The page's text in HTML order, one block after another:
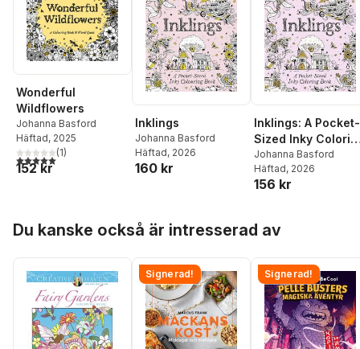
Wonderful
Wildflowers
Johanna Basford
Häftad, 2025
5,0utav 5 stjärnor. Totalt antal röster:
(1)
152 kr
Inklings
Johanna Basford
Häftad, 2026
160 kr
Inklings: A Pocket-
Sized Inky
Book
Johanna Basford
Häftad, 2026
156 kr
Du kanske också är intresserad av
Signerad! Signerad!